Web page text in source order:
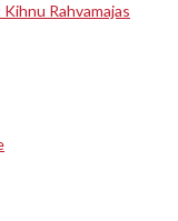
Rahvamajas